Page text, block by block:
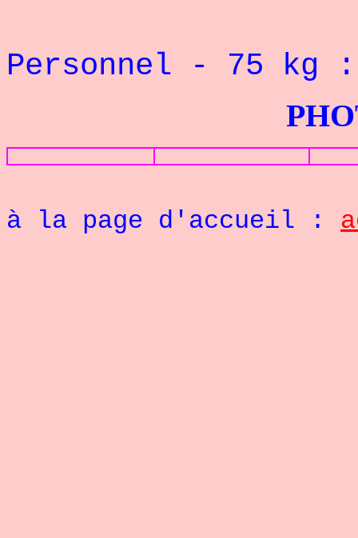
Personnel - 75 kg
PHOTOS
à la page d'accueil :